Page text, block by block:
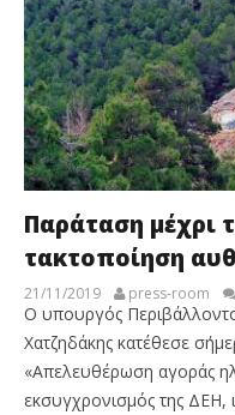
Παράταση μέχρι
τακτοποίηση
21/11/2019 press-room
Ο υπουργός
Χατζηδάκης κατέθεσε
«Απελευθέρωση αγοράς
εκσυγχρονισμός της ΔΕΗ,